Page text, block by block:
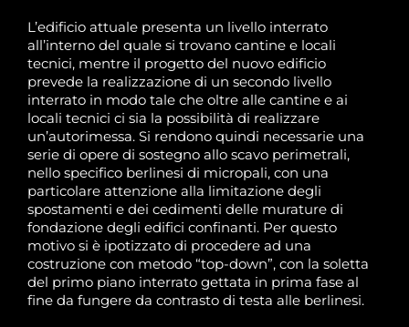
L’edificio attuale presenta un livello interrato
all’interno del quale si trovano cantine e locali
tecnici, mentre il progetto del nuovo edificio
prevede la realizzazione di un secondo livello
interrato in modo tale che oltre alle cantine e ai
locali tecnici ci sia la possibilità di realizzare
un’autorimessa. Si rendono quindi necessarie una
serie di opere di sostegno allo scavo perimetrali,
nello specifico berlinesi di micropali, con una
particolare attenzione alla limitazione degli
spostamenti e dei cedimenti delle murature di
fondazione degli edifici confinanti. Per questo
motivo si è ipotizzato di procedere ad una
costruzione con metodo “top-down”, con la soletta
del primo piano interrato gettata in prima fase al
fine da fungere da contrasto di testa alle berlinesi.